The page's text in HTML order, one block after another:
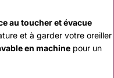
au toucher et évacue
et à garder votre oreiller
en machine pour un